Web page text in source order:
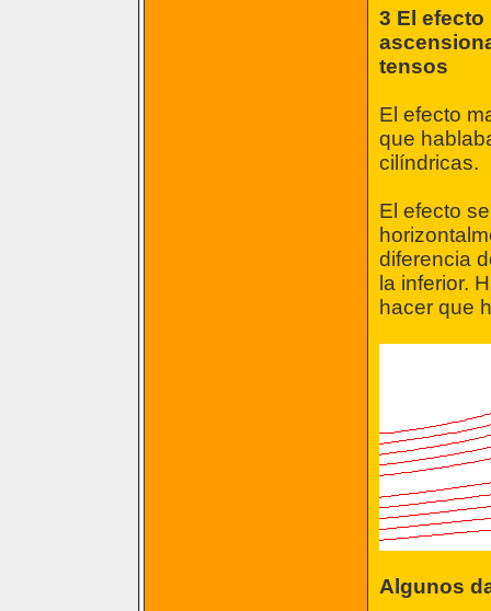
3 El
tensos
El efecto
que
cilíndricas.
El efecto
diferencia
la inferior.
hacer que
Algunos